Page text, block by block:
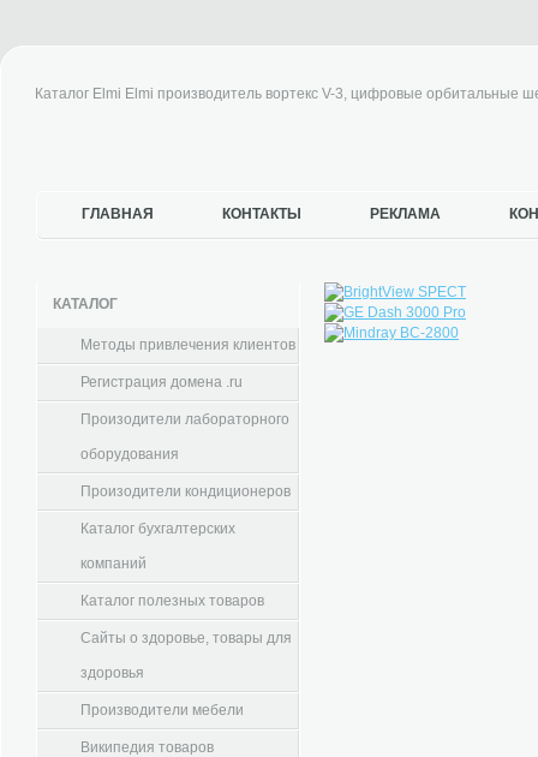
Каталог Elmi Elmi производитель вортекс V-3, цифровые орбитальные
ГЛАВНАЯ КОНТАКТЫ РЕКЛАМА
КАТАЛОГ
Методы привлечения клиентов
Регистрация домена .ru
Произодители лабораторного
оборудования
Произодители кондиционеров
Каталог бухгалтерских
компаний
Каталог полезных товаров
Сайты о здоровье, товары для
здоровья
Производители мебели
Википедия товаров